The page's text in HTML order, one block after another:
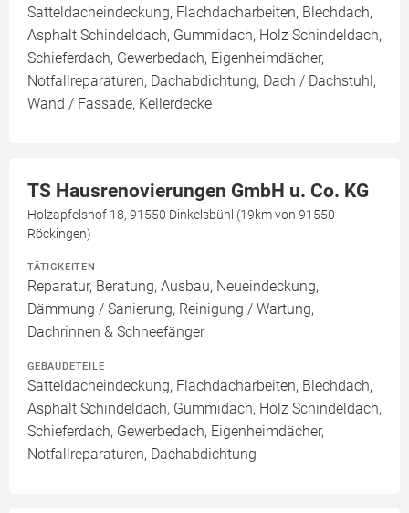
Satteldacheindeckung, Flachdacharbeiten, Blechdach,
Asphalt Schindeldach, Gummidach, Holz Schindeldach,
Schieferdach, Gewerbedach, Eigenheimdächer,
Notfallreparaturen, Dachabdichtung, Dach / Dachstuhl,
Wand / Fassade, Kellerdecke
TS Hausrenovierungen GmbH u. Co. KG
Holzapfelshof 18, 91550 Dinkelsbühl (19km von 91550
Röckingen)
TÄTIGKEITEN
Reparatur, Beratung, Ausbau, Neueindeckung,
Dämmung / Sanierung, Reinigung / Wartung,
Dachrinnen & Schneefänger
GEBÄUDETEILE
Satteldacheindeckung, Flachdacharbeiten, Blechdach,
Asphalt Schindeldach, Gummidach, Holz Schindeldach,
Schieferdach, Gewerbedach, Eigenheimdächer,
Notfallreparaturen, Dachabdichtung